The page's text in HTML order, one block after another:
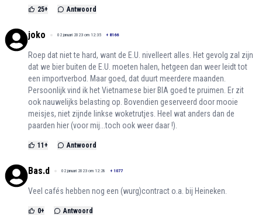
25+ Antwoord
joko 02 januari 2023 om 12:35 + 8166
Roep dat niet te hard, want de E.U. nivelleert alles. Het gevolg zal zijn
dat we bier buiten de E.U. moeten halen, hetgeen dan weer leidt tot
een importverbod. Maar goed, dat duurt meerdere maanden.
Persoonlijk vind ik het Vietnamese bier BIA goed te pruimen. Er zit
ook nauwelijks belasting op. Bovendien geserveerd door mooie
meisjes, niet zijnde linkse woketrutjes. Heel wat anders dan de
paarden hier (voor mij...toch ook weer daar !).
11 + Antwoord
Bas.d 02 januari 2023 om 12:28 + 1077
Veel cafés hebben nog een (wurg)contract o.a. bij Heineken.
0+ Antwoord